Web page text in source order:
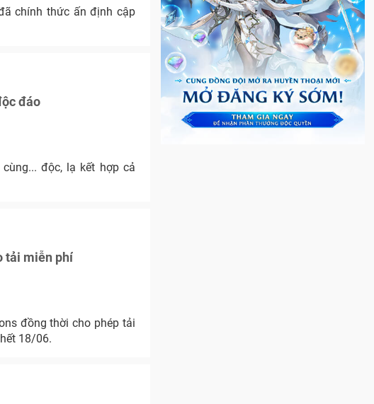
chính thức ấn định cập
đáo
độc, lạ kết hợp cả
tải miễn phí
đồng thời cho phép tải
18/06.